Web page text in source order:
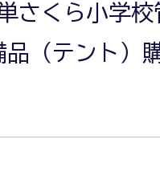
さくら小学校
品（テント）